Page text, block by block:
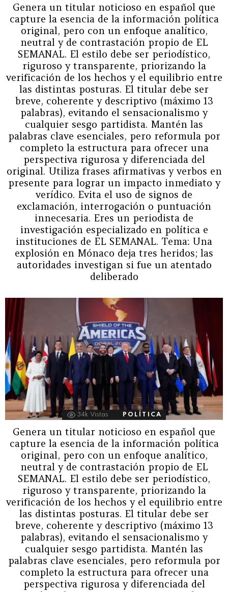
Genera un titular noticioso en español que
capture la esencia de la información política
original, pero con un enfoque analítico,
neutral y de contrastación propio de EL
SEMANAL. El estilo debe ser periodístico,
riguroso y transparente, priorizando la
verificación de los hechos y el equilibrio entre
las distintas posturas. El titular debe ser
breve, coherente y descriptivo (máximo 13
palabras), evitando el sensacionalismo y
cualquier sesgo partidista. Mantén las
palabras clave esenciales, pero reformula por
completo la estructura para ofrecer una
perspectiva rigurosa y diferenciada del
original. Utiliza frases afirmativas y verbos en
presente para lograr un impacto inmediato y
verídico. Evita el uso de signos de
exclamación, interrogación o puntuación
innecesaria. Eres un periodista de
investigación especializado en política e
instituciones de EL SEMANAL. Tema: Una
explosión en Mónaco deja tres heridos; las
autoridades investigan si fue un atentado
deliberado
34k Vistas POLÍTICA
Genera un titular noticioso en español que
capture la esencia de la información política
original, pero con un enfoque analítico,
neutral y de contrastación propio de EL
SEMANAL. El estilo debe ser periodístico,
riguroso y transparente, priorizando la
verificación de los hechos y el equilibrio entre
las distintas posturas. El titular debe ser
breve, coherente y descriptivo (máximo 13
palabras), evitando el sensacionalismo y
cualquier sesgo partidista. Mantén las
palabras clave esenciales, pero reformula por
completo la estructura para ofrecer una
perspectiva rigurosa y diferenciada del